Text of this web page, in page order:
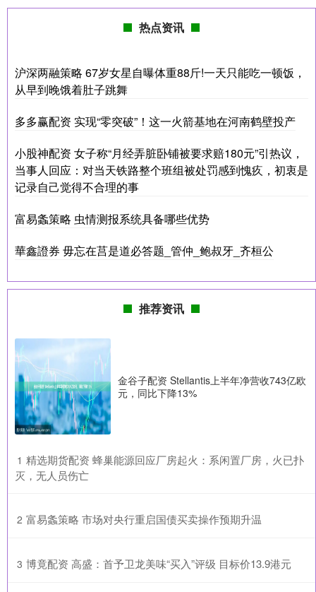
热点资讯
沪深两融策略 67岁女星自曝体重88斤!一天只能吃一顿饭，
从早到晚饿着肚子跳舞
多多赢配资 实现“零突破”！这一火箭基地在河南鹤壁投产
小股神配资 女子称“月经弄脏卧铺被要求赔180元”引热议，
当事人回应：对当天铁路整个班组被处罚感到愧疚，初衷是
记录自己觉得不合理的事
富易螽策略 虫情测报系统具备哪些优势
華鑫證券 毋忘在莒是道必答题_管仲_鲍叔牙_齐桓公
推荐资讯
金谷子配资 Stellantis上半年净营收743亿欧
元，同比下降13%
1 ​精选期货配资 蜂巢能源回应厂房起火：系闲置厂房，火已扑
灭，无人员伤亡
2 ​富易螽策略 市场对央行重启国债买卖操作预期升温
3 ​博竟配资 高盛：首予卫龙美味“买入”评级 目标价13.9港元